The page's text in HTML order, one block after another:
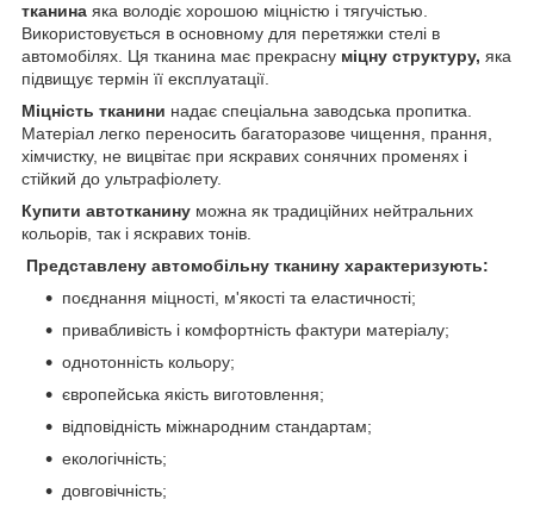
тканина яка володіє хорошою міцністю і тягучістью.
Використовується в основному для перетяжки стелі в
автомобілях. Ця тканина має прекрасну міцну структуру, яка
підвищує термін її експлуатації.
Міцність тканини надає спеціальна заводська пропитка.
Матеріал легко переносить багаторазове чищення, прання,
хімчистку, не вицвітає при яскравих сонячних променях і
стійкий до ультрафіолету.
Купити автотканину можна як традиційних нейтральних
кольорів, так і яскравих тонів.
Представлену автомобільну тканину характеризують:
поєднання міцності, м'якості та еластичності;
привабливість і комфортність фактури матеріалу;
однотонність кольору;
європейська якість виготовлення;
відповідність міжнародним стандартам;
екологічність;
довговічність;